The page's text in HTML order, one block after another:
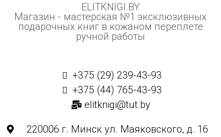
ELITKNIGI.BY
Магазин - мастерская №1 эксклюзивных
подарочных книг в кожаном переплете
ручной работы
+375 (29) 239-43-93
+375 (44) 765-43-93
elitknigi@tut.by
220006 г. Минск ул. Маяковского, д. 16